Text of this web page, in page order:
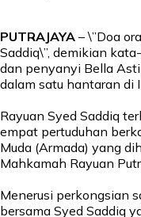
PUTRAJAYA – \”Doa
Saddiq\”, demikian
dan penyanyi Bella
dalam satu hantaran di
Rayuan Syed Saddiq
empat pertuduhan
Muda (Armada) yang
Mahkamah Rayuan
Menerusi perkongsian
bersama Syed Saddiq